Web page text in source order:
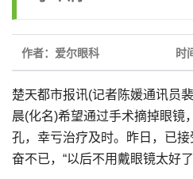
作者：爱尔眼科 时
楚天都市报讯(记者陈媛通讯员
晨(化名)希望通过手术摘掉眼镜
孔，幸亏治疗及时。昨日，已
奋不已，“以后不用戴眼镜太好